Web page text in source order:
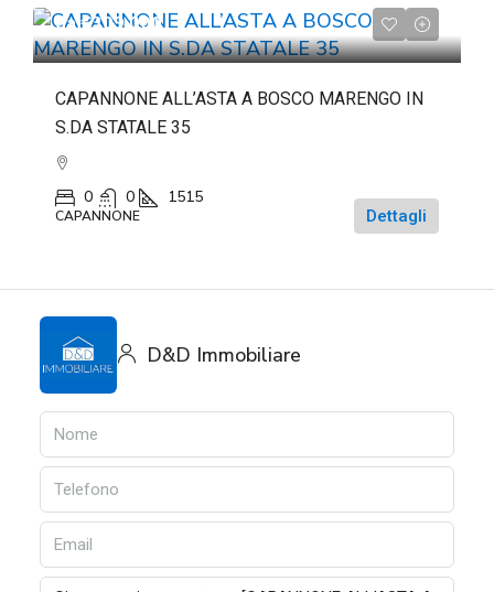
da€309.000
CAPANNONE ALL’ASTA A BOSCO MARENGO IN
S.DA STATALE 35
0 0 1515
CAPANNONE Dettagli
D&D Immobiliare